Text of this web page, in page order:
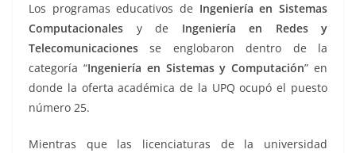
Los programas educativos de Ingeniería en Sistemas
Computacionales y de Ingeniería en Redes y
Telecomunicaciones se englobaron dentro de la
categoría “Ingeniería en Sistemas y Computación” en
donde la oferta académica de la UPQ ocupó el puesto
número 25.
Mientras que las licenciaturas de la universidad